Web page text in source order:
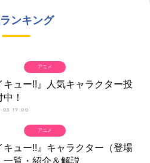
ンキング
キュー!!』人気キャラクター投
！
03 17:00
アニメ
キュー!!』キャラクター（登場
一覧・紹介＆解説
アニメ